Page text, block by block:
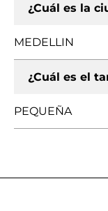
¿Cuál es la
MEDELLIN
¿Cuál es el
PEQUEÑA